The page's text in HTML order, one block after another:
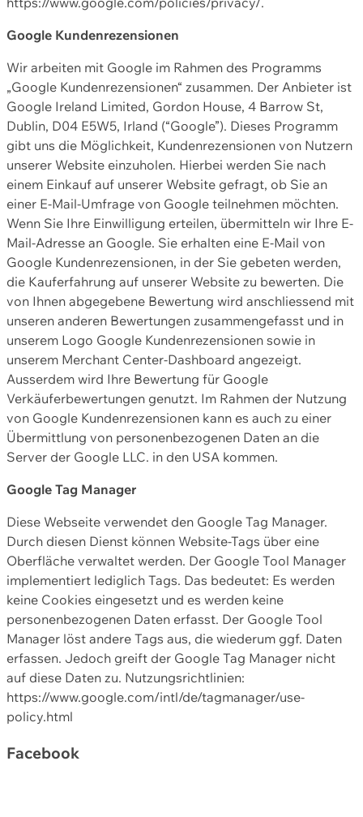
Google Kundenrezensionen
Wir arbeiten mit Google im Rahmen des Programms
„Google Kundenrezensionen“ zusammen. Der Anbieter ist
Google Ireland Limited, Gordon House, 4 Barrow St,
Dublin, D04 E5W5, Irland (“Google”). Dieses Programm
gibt uns die Möglichkeit, Kundenrezensionen von Nutzern
unserer Website einzuholen. Hierbei werden Sie nach
einem Einkauf auf unserer Website gefragt, ob Sie an
einer E-Mail-Umfrage von Google teilnehmen möchten.
Wenn Sie Ihre Einwilligung erteilen, übermitteln wir Ihre E-
Mail-Adresse an Google. Sie erhalten eine E-Mail von
Google Kundenrezensionen, in der Sie gebeten werden,
die Kauferfahrung auf unserer Website zu bewerten. Die
von Ihnen abgegebene Bewertung wird anschliessend mit
unseren anderen Bewertungen zusammengefasst und in
unserem Logo Google Kundenrezensionen sowie in
unserem Merchant Center-Dashboard angezeigt.
Ausserdem wird Ihre Bewertung für Google
Verkäuferbewertungen genutzt. Im Rahmen der Nutzung
von Google Kundenrezensionen kann es auch zu einer
Übermittlung von personenbezogenen Daten an die
Server der Google LLC. in den USA kommen.
Google Tag Manager
Diese Webseite verwendet den Google Tag Manager.
Durch diesen Dienst können Website-Tags über eine
Oberfläche verwaltet werden. Der Google Tool Manager
implementiert lediglich Tags. Das bedeutet: Es werden
keine Cookies eingesetzt und es werden keine
personenbezogenen Daten erfasst. Der Google Tool
Manager löst andere Tags aus, die wiederum ggf. Daten
erfassen. Jedoch greift der Google Tag Manager nicht
auf diese Daten zu. Nutzungsrichtlinien:
https://www.google.com/intl/de/tagmanager/use-
policy.html
Facebook